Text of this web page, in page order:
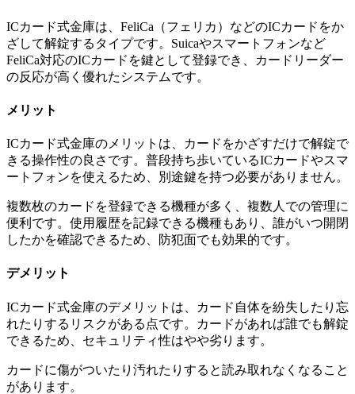
ICカード式金庫は、FeliCa（フェリカ）などのICカードをか
ざして解錠するタイプです。Suicaやスマートフォンなど
FeliCa対応のICカードを鍵として登録でき、カードリーダー
の反応が高く優れたシステムです。
メリット
ICカード式金庫のメリットは、カードをかざすだけで解錠で
きる操作性の良さです。普段持ち歩いているICカードやスマ
ートフォンを使えるため、別途鍵を持つ必要がありません。
複数枚のカードを登録できる機種が多く、複数人での管理に
便利です。使用履歴を記録できる機種もあり、誰がいつ開閉
したかを確認できるため、防犯面でも効果的です。
デメリット
ICカード式金庫のデメリットは、カード自体を紛失したり忘
れたりするリスクがある点です。カードがあれば誰でも解錠
できるため、セキュリティ性はやや劣ります。
カードに傷がついたり汚れたりすると読み取れなくなること
があります。